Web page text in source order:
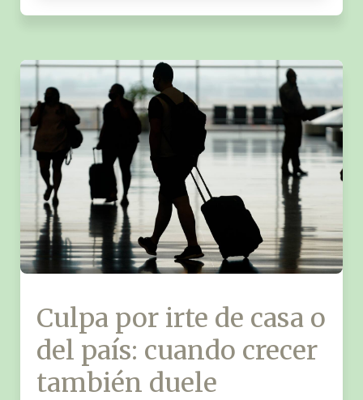
Culpa por irte de casa o
del país: cuando crecer
también duele